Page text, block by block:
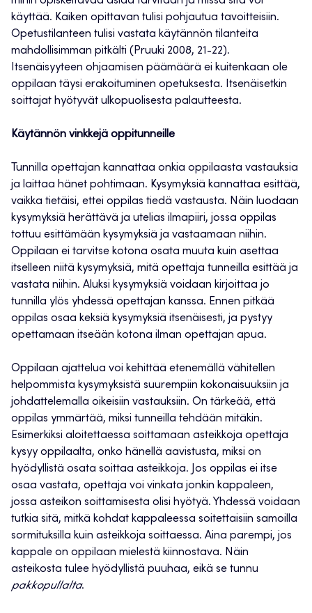
käyttää. Kaiken opittavan tulisi pohjautua tavoitteisiin.
Opetustilanteen tulisi vastata käytännön tilanteita
mahdollisimman pitkälti (Pruuki 2008, 21-22).
Itsenäisyyteen ohjaamisen päämäärä ei kuitenkaan ole
oppilaan täysi erakoituminen opetuksesta. Itsenäisetkin
soittajat hyötyvät ulkopuolisesta palautteesta.
Käytännön vinkkejä oppitunneille
Tunnilla opettajan kannattaa onkia oppilaasta vastauksia
ja laittaa hänet pohtimaan. Kysymyksiä kannattaa esittää,
vaikka tietäisi, ettei oppilas tiedä vastausta. Näin luodaan
kysymyksiä herättävä ja utelias ilmapiiri, jossa oppilas
tottuu esittämään kysymyksiä ja vastaamaan niihin.
Oppilaan ei tarvitse kotona osata muuta kuin asettaa
itselleen niitä kysymyksiä, mitä opettaja tunneilla esittää ja
vastata niihin. Aluksi kysymyksiä voidaan kirjoittaa jo
tunnilla ylös yhdessä opettajan kanssa. Ennen pitkää
oppilas osaa keksiä kysymyksiä itsenäisesti, ja pystyy
opettamaan itseään kotona ilman opettajan apua.
Oppilaan ajattelua voi kehittää etenemällä vähitellen
helpommista kysymyksistä suurempiin kokonaisuuksiin ja
johdattelemalla oikeisiin vastauksiin. On tärkeää, että
oppilas ymmärtää, miksi tunneilla tehdään mitäkin.
Esimerkiksi aloitettaessa soittamaan asteikkoja opettaja
kysyy oppilaalta, onko hänellä aavistusta, miksi on
hyödyllistä osata soittaa asteikkoja. Jos oppilas ei itse
osaa vastata, opettaja voi vinkata jonkin kappaleen,
jossa asteikon soittamisesta olisi hyötyä. Yhdessä voidaan
tutkia sitä, mitkä kohdat kappaleessa soitettaisiin samoilla
sormituksilla kuin asteikkoja soittaessa. Aina parempi, jos
kappale on oppilaan mielestä kiinnostava. Näin
asteikosta tulee hyödyllistä puuhaa, eikä se tunnu
pakkopullalta.